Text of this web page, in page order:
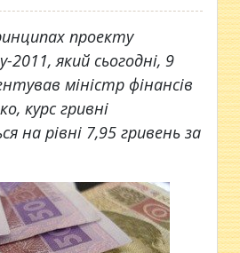
проекту
який сьогодні, 9
міністр фінансів
курс гривні
на рівні 7,95 гривень за